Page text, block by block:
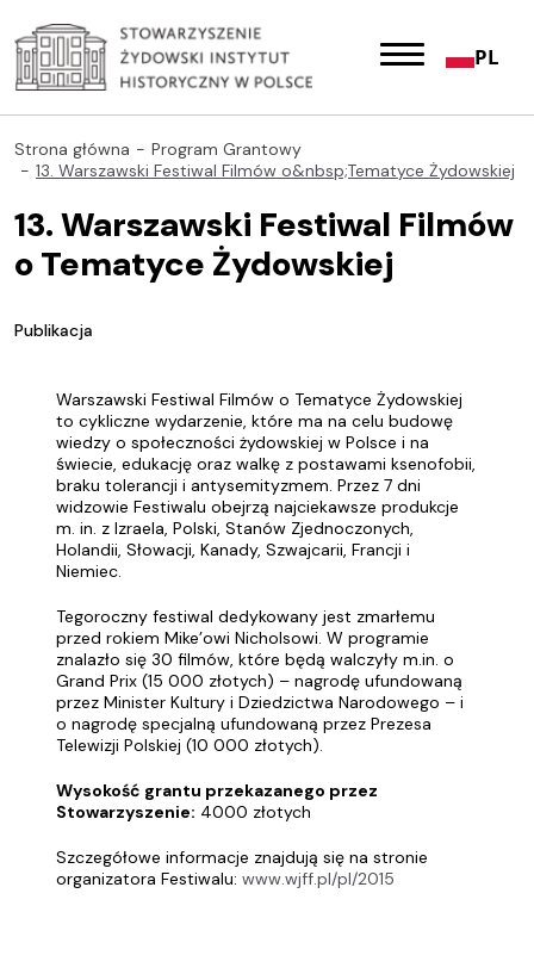
PL
Strona główna
Program Grantowy
13. Warszawski Festiwal Filmów o&nbsp;Tematyce Żydowskiej
13. Warszawski Festiwal Filmów
o Tematyce Żydowskiej
Publikacja
Warszawski Festiwal Filmów o Tematyce Żydowskiej
to cykliczne wydarzenie, które ma na celu budowę
wiedzy o społeczności żydowskiej w Polsce i na
świecie, edukację oraz walkę z postawami ksenofobii,
braku tolerancji i antysemityzmem. Przez 7 dni
widzowie Festiwalu obejrzą najciekawsze produkcje
m. in. z Izraela, Polski, Stanów Zjednoczonych,
Holandii, Słowacji, Kanady, Szwajcarii, Francji i
Niemiec.
Tegoroczny festiwal dedykowany jest zmarłemu
przed rokiem Mike’owi Nicholsowi. W programie
znalazło się 30 filmów, które będą walczyły m.in. o
Grand Prix (15 000 złotych) – nagrodę ufundowaną
przez Minister Kultury i Dziedzictwa Narodowego – i
o nagrodę specjalną ufundowaną przez Prezesa
Telewizji Polskiej (10 000 złotych).
Wysokość grantu przekazanego przez
Stowarzyszenie: 4000 złotych
Szczegółowe informacje znajdują się na stronie
organizatora Festiwalu: www.wjff.pl/pl/2015